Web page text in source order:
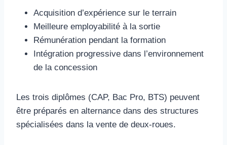
Acquisition d’expérience sur le terrain
Meilleure employabilité à la sortie
Rémunération pendant la formation
Intégration progressive dans l’environnement
de la concession
Les trois diplômes (CAP, Bac Pro, BTS) peuvent
être préparés en alternance dans des structures
spécialisées dans la vente de deux-roues.